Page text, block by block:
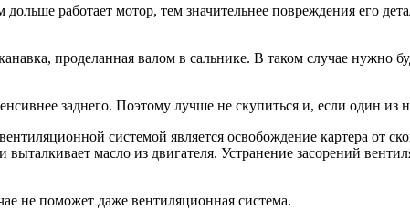
работает мотор, тем значительнее повреждения его
проделанная валом в сальнике. В таком случае нужно
заднего. Поэтому лучше не скупиться и, если один из
системой является освобождение картера от
масло из двигателя. Устранение засорений
не поможет даже вентиляционная система.